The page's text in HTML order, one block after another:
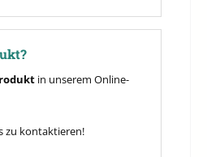
in unserem Online-
zu kontaktieren!